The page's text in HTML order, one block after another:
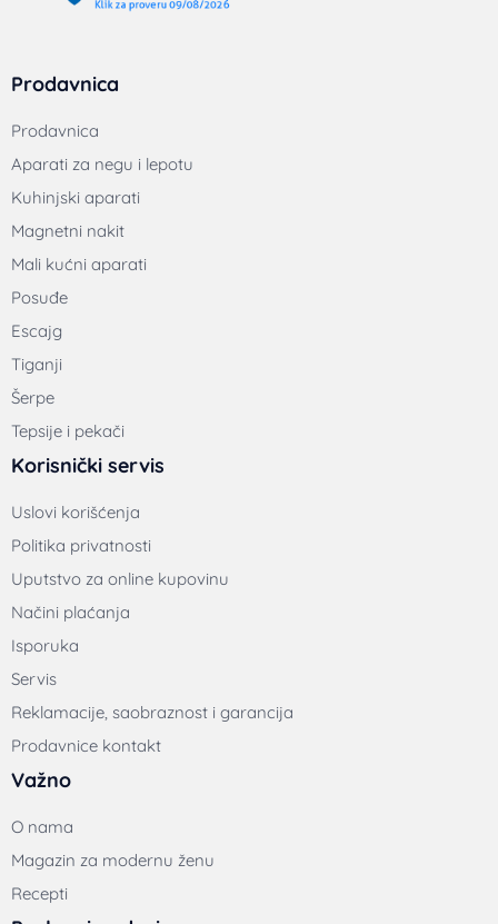
Prodavnica
Prodavnica
Aparati za negu i lepotu
Kuhinjski aparati
Magnetni nakit
Mali kućni aparati
Posuđe
Escajg
Tiganji
Šerpe
Tepsije i pekači
Korisnički servis
Uslovi korišćenja
Politika privatnosti
Uputstvo za online kupovinu
Načini plaćanja
Isporuka
Servis
Reklamacije, saobraznost i garancija
Prodavnice kontakt
Važno
O nama
Magazin za modernu ženu
Recepti